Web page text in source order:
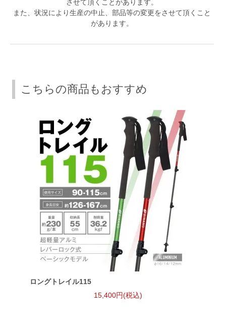
させて頂くことがあります。
また、状況により生産の中止、部品等の変更をさせて頂くこと
があります。
こちらの商品もおすすめ
ロングトレイル115
15,400円(税込)